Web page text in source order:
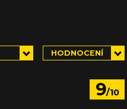
HODNOCENÍ
9/10